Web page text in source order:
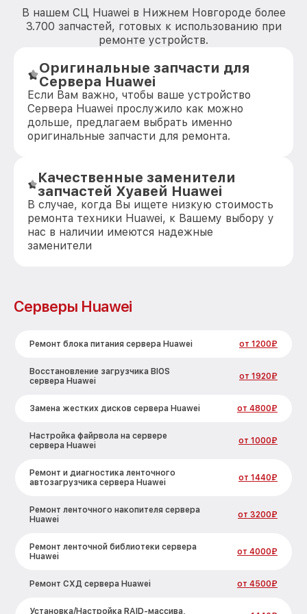
В нашем СЦ Huawei в Нижнем Новгороде более
3.700 запчастей, готовых к использованию при
ремонте устройств.
Оригинальные запчасти для
Сервера Huawei
Если Вам важно, чтобы ваше устройство
Сервера Huawei прослужило как можно
дольше, предлагаем выбрать именно
оригинальные запчасти для ремонта.
Качественные заменители
запчастей Хуавей Huawei
В случае, когда Вы ищете низкую стоимость
ремонта техники Huawei, к Вашему выбору у
нас в наличии имеются надежные
заменители
Серверы Huawei
Ремонт блока питания сервера Huawei от 1200₽
Восстановление загрузчика BIOS
сервера Huawei
от 1920₽
Замена жестких дисков сервера Huawei от 4800₽
Настройка файрвола на сервере
сервера Huawei
от 1000₽
Ремонт и диагностика ленточного
автозагрузчика сервера Huawei
от 1440₽
Ремонт ленточного накопителя сервера
Huawei
от 3200₽
Ремонт ленточной библиотеки сервера
Huawei
от 4000₽
Ремонт СХД сервера Huawei от 4500₽
Установка/Настройка RAID-массива,